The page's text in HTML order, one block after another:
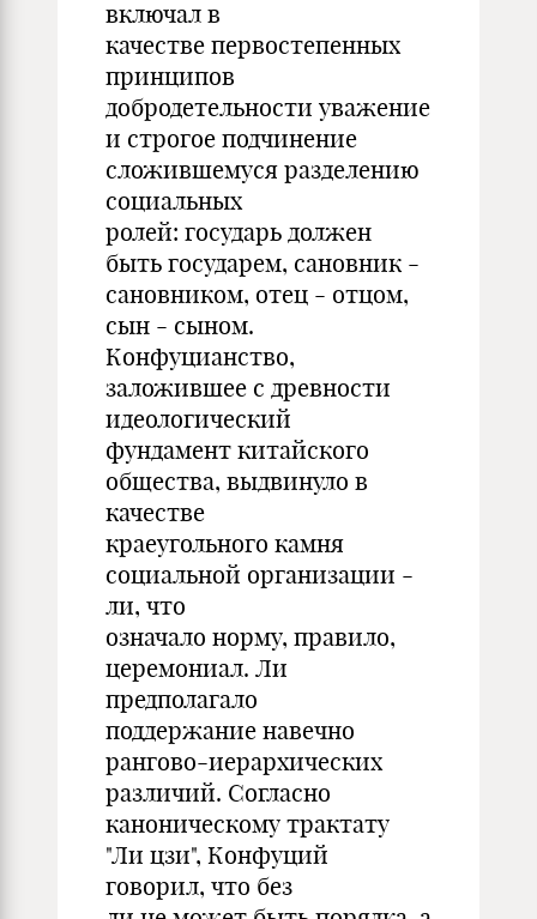
включал в
качестве первостепенных
принципов
добродетельности уважение
и строгое подчинение
сложившемуся разделению
социальных
ролей: государь должен
быть государем, сановник -
сановником, отец - отцом,
сын - сыном.
Конфуцианство,
заложившее с древности
идеологический
фундамент китайского
общества, выдвинуло в
качестве
краеугольного камня
социальной организации -
ли, что
означало норму, правило,
церемониал. Ли
предполагало
поддержание навечно
рангово-иерархических
различий. Согласно
каноническому трактату
"Ли цзи", Конфуций
говорил, что без